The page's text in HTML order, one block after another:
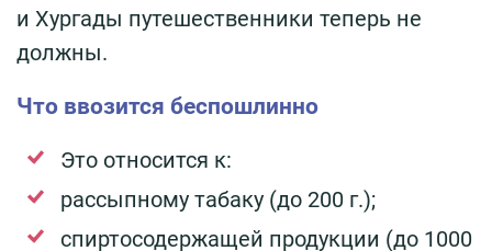
и Хургады путешественники теперь не
должны.
Что ввозится беспошлинно
Это относится к:
рассыпному табаку (до 200 г.);
спиртосодержащей продукции (до 1000